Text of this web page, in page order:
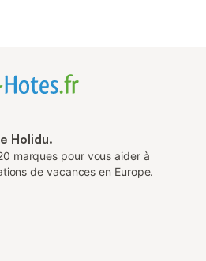
Holidu.
marques pour vous aider à
de vacances en Europe.